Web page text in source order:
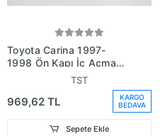
Toyota Carina 1997-
1998 Ön Kapı İç Açma
Kolu Sağ Siyah (Hushan)
(Oem No:6920520170)
TST
969,62 TL
KARGO
BEDAVA
Sepete Ekle